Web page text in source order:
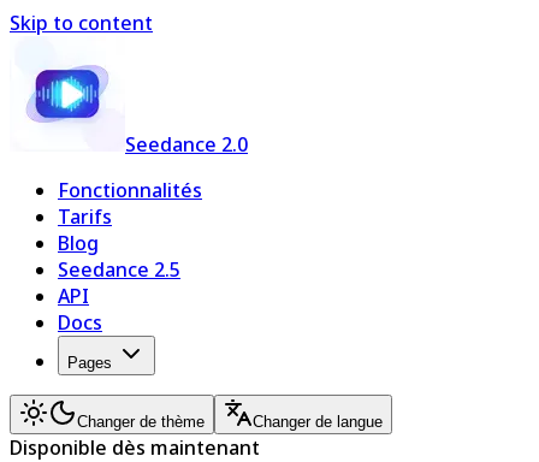
Skip to content
Seedance 2.0
Fonctionnalités
Tarifs
Blog
Seedance 2.5
API
Docs
Pages
Changer de thème Changer de langue
Disponible dès maintenant